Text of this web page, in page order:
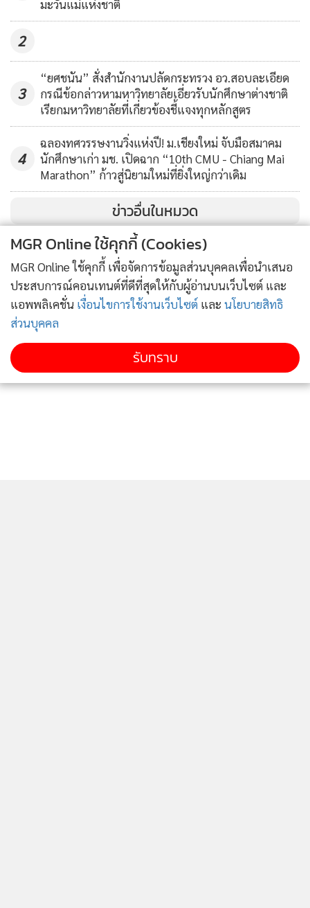
มะวันแม่แห่งชาติ
2
3
“ยศชนัน” สั่งสำนักงานปลัดกระทรวง อว.สอบละเอียด
กรณีข้อกล่าวหามหาวิทยาลัยเอี่ยวรับนักศึกษาต่างชาติ
เรียกมหาวิทยาลัยที่เกี่ยวข้องชี้แจงทุกหลักสูตร
4
ฉลองทศวรรษงานวิ่งแห่งปี! ม.เชียงใหม่ จับมือสมาคม
นักศึกษาเก่า มช. เปิดฉาก “10th CMU - Chiang Mai
Marathon” ก้าวสู่นิยามใหม่ที่ยิ่งใหญ่กว่าเดิม
ข่าวอื่นในหมวด
MGR Online ใช้คุกกี้ (Cookies)
MGR Online ใช้คุกกี้ เพื่อจัดการข้อมูลส่วนบุคคลเพื่อนำเสนอ
ประสบการณ์คอนเทนต์ที่ดีที่สุดให้กับผู้อ่านบนเว็บไซต์ และ
แอพพลิเคชั่น เงื่อนไขการใช้งานเว็บไซต์ และ นโยบายสิทธิ
ส่วนบุคคล
รับทราบ